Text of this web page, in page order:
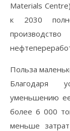
Materials
к 2030
Польза
Благодаря
уменьшению
более 6 000
меньше